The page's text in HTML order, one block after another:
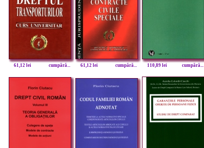
61,12 lei cumpără... 61,12 lei cumpără... 110,89 lei cumpără...